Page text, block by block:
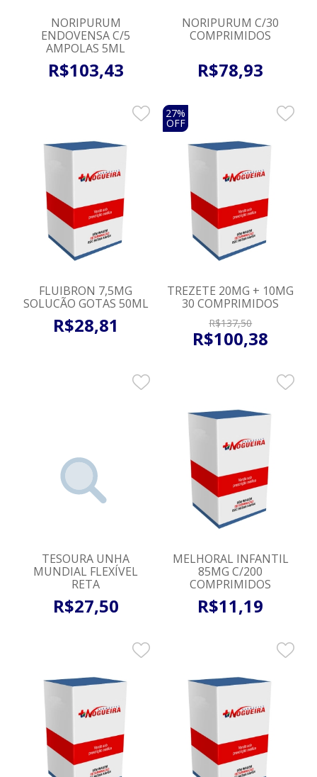
NORIPURUM
ENDOVENSA C/5
AMPOLAS 5ML
R$103,43
NORIPURUM C/30
COMPRIMIDOS
R$78,93
FLUIBRON 7,5MG
SOLUCÃO GOTAS 50ML
R$28,81
27%
OFF
TREZETE 20MG + 10MG
30 COMPRIMIDOS
R$137,50
R$100,38
TESOURA UNHA
MUNDIAL FLEXÍVEL
RETA
R$27,50
MELHORAL INFANTIL
85MG C/200
COMPRIMIDOS
R$11,19